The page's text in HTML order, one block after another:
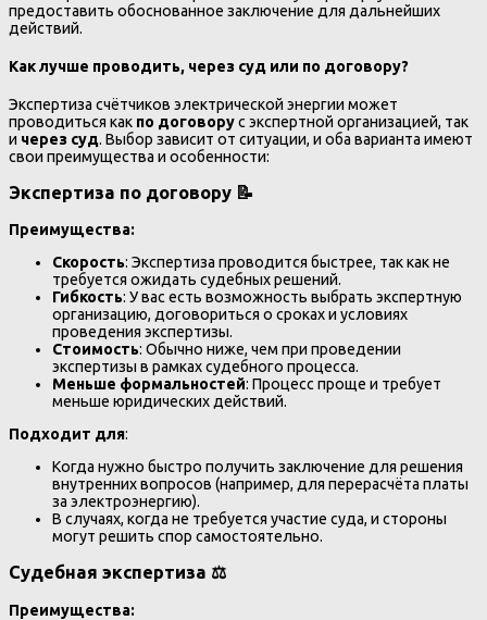
предоставить обоснованное заключение для дальнейших
действий.
Как лучше проводить, через суд или по договору?
Экспертиза счётчиков электрической энергии может
проводиться как по договорус экспертной организацией, так
и через суд. Выбор зависит от ситуации, и оба варианта имеют
свои преимущества и особенности:
Экспертиза по договору 📝
Преимущества:
Скорость: Экспертиза проводится быстрее, так как не
требуется ожидать судебных решений.
Гибкость: У вас есть возможность выбрать экспертную
организацию, договориться о сроках и условиях
проведения экспертизы.
Стоимость: Обычно ниже, чем при проведении
экспертизы в рамках судебного процесса.
Меньше формальностей: Процесс проще и требует
меньше юридических действий.
Подходит для:
Когда нужно быстро получить заключение для решения
внутренних вопросов (например, для перерасчёта платы
за электроэнергию).
В случаях, когда не требуется участие суда, и стороны
могут решить спор самостоятельно.
Судебная экспертиза ⚖️
Преимущества: